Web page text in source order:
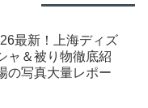
最新！上海ディズ
ャ＆被り物徹底紹
の写真大量レポー